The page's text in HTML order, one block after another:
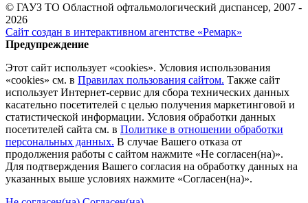
© ГАУЗ ТО Областной офтальмологический диспансер, 2007 -
2026
Сайт создан в интерактивном агентстве «Ремарк»
Предупреждение
Этот сайт использует «cookies». Условия использования
«cookies» см. в Правилах пользования сайтом. Также сайт
использует Интернет-сервис для сбора технических данных
касательно посетителей с целью получения маркетинговой и
статистической информации. Условия обработки данных
посетителей сайта см. в Политике в отношении обработки
персональных данных. В случае Вашего отказа от
продолжения работы с сайтом нажмите «Не согласен(на)».
Для подтверждения Вашего согласия на обработку данных на
указанных выше условиях нажмите «Согласен(на)».